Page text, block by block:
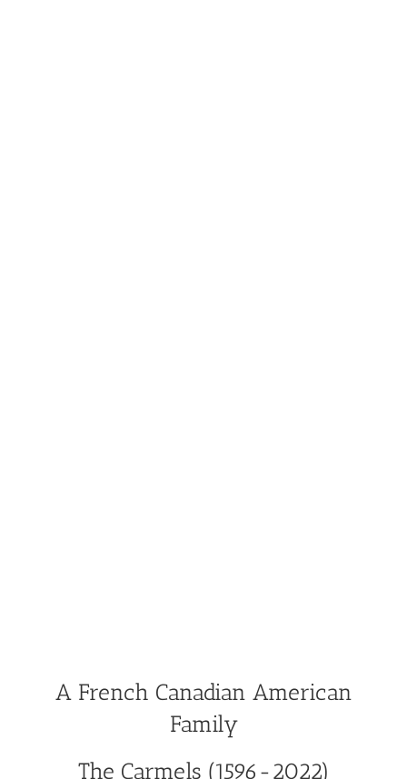
A French Canadian American
Family
The Carmels (1596-2022)